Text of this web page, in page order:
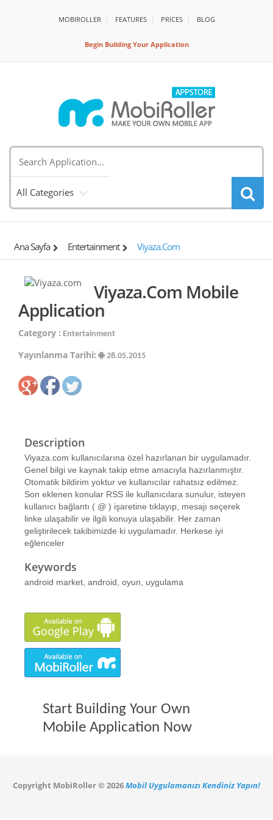
MOBIROLLER FEATURES PRİCES BLOG
Begin Building Your Application
All Categories
Ana Sayfa Entertainment Viyaza.com
Viyaza.com Mobile
Application
Category : Entertainment
Yayınlanma Tarihi: 28.05.2015
Description
Viyaza.com kullanıcılarına özel hazırlanan bir uygulamadır.
Genel bilgi ve kaynak takip etme amacıyla hazırlanmıştır.
Otomatik bildirim yoktur ve kullanıcılar rahatsız edilmez.
Son eklenen konular RSS ile kullanıcılara sunulur, isteyen
kullanıcı bağlantı ( @ ) işaretine tıklayıp, mesajı seçerek
linke ulaşabilir ve ilgili konuya ulaşabilir. Her zaman
geliştirilecek takibimizde ki uygulamadır. Herkese iyi
eğlenceler
Keywords
android market, android, oyun, uygulama
Start Building Your Own
Mobile Application Now
Copyright MobiRoller © 2026Mobil Uygulamanızı Kendiniz Yapın!